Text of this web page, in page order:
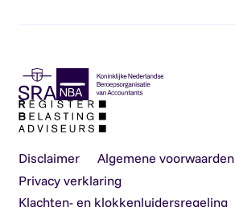
Disclaimer
Algemene voorwaarden
Privacy verklaring
Klachten- en klokkenluidersregeling